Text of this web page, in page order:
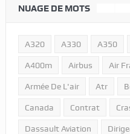
NUAGE DE MOTS
A320 A330 A350
A400m Airbus Air
Armée De L'air Atr
Canada Contrat
Dassault Aviation